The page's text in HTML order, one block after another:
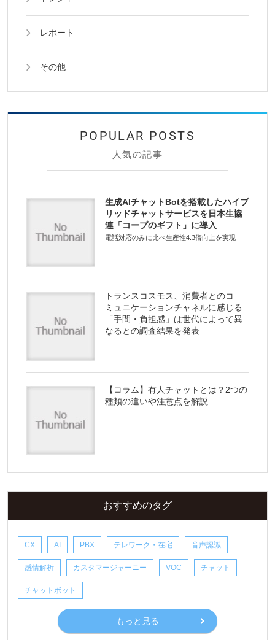
レポート
その他
人気の記事
生成AIチャットBotを搭載したハイブ
リッドチャットサービスを日本生協
連「コープのギフト」に導入
電話対応のみに比べ生産性4.3倍向上を実現
トランスコスモス、消費者とのコ
ミュニケーションチャネルに感じる
「手間・負担感」は世代によって異
なるとの調査結果を発表
【コラム】有人チャットとは？2つの
種類の違いや注意点を解説
おすすめのタグ
CX AI PBX テレワーク・在宅 音声認識
感情解析 カスタマージャーニー VOC チャット
チャットボット
もっと見る